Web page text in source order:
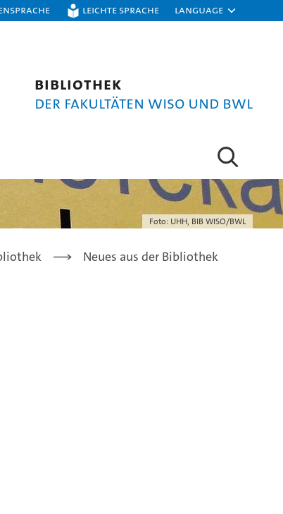
Leichte Sprache Language
Bibliothek
der Fakultäten WISO und BWL
Foto: UHH, BIB WISO/BWL
Neues aus der Bibliothek